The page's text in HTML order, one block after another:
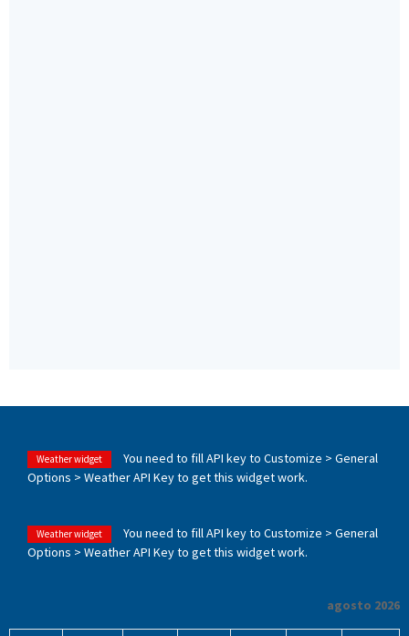
Weather widget
You need to fill API key to Customize > General
Options > Weather API Key to get this widget work.
Weather widget
You need to fill API key to Customize > General
Options > Weather API Key to get this widget work.
agosto 2026